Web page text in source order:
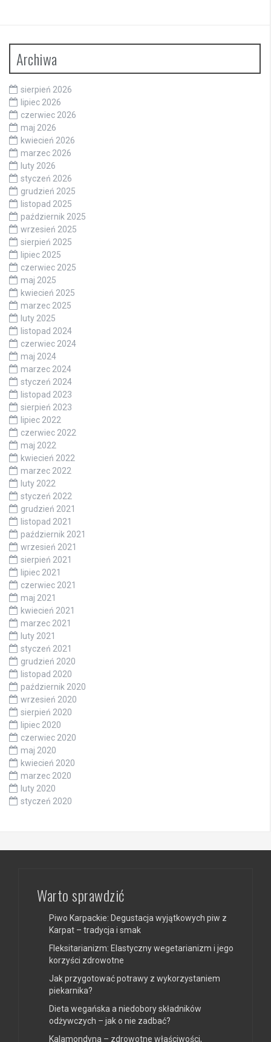
Archiwa
sierpień 2026
lipiec 2026
czerwiec 2026
maj 2026
kwiecień 2026
marzec 2026
luty 2026
styczeń 2026
grudzień 2025
listopad 2025
październik 2025
wrzesień 2025
sierpień 2025
lipiec 2025
czerwiec 2025
maj 2025
kwiecień 2025
marzec 2025
luty 2025
listopad 2024
czerwiec 2024
maj 2024
marzec 2024
styczeń 2024
listopad 2023
sierpień 2023
lipiec 2022
czerwiec 2022
maj 2022
kwiecień 2022
marzec 2022
luty 2022
styczeń 2022
grudzień 2021
listopad 2021
październik 2021
wrzesień 2021
sierpień 2021
lipiec 2021
czerwiec 2021
maj 2021
kwiecień 2021
marzec 2021
luty 2021
styczeń 2021
grudzień 2020
listopad 2020
październik 2020
wrzesień 2020
sierpień 2020
lipiec 2020
czerwiec 2020
maj 2020
kwiecień 2020
marzec 2020
luty 2020
styczeń 2020
Warto sprawdzić
Piwo Karpackie: Degustacja wyjątkowych piw z
Karpat – tradycja i smak
Fleksitarianizm: Elastyczny wegetarianizm i jego
korzyści zdrowotne
Jak przygotować potrawy z wykorzystaniem
piekarnika?
Dieta wegańska a niedobory składników
odżywczych – jak o nie zadbać?
Kalamondyna – zdrowotne właściwości,